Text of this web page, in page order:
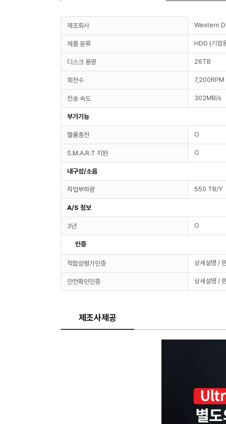
제조회사 Western
제품 분류 HDD (기업
디스크 용량 26TB
회전수 7,200RPM
전송 속도 302MB/s
부가기능
헬륨충전 O
S.M.A.R.T 지원 O
내구성/소음
작업부하량 550 TB/Y
A/S 정보
3년 O
인증
적합성평가인증 상세설명 /
안전확인인증 상세설명 /
제조사제공